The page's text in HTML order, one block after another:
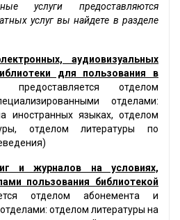
услуги предоставляются
услуг вы найдете в разделе
аудиовизуальных
для пользования в
отделом
отделами:
иностранных языках, отделом
отделом литературы по
и журналов на условиях,
пользования библиотекой
отделом абонемента и
отделом литературы на